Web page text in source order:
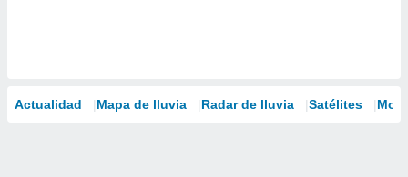
Actualidad Mapa de lluvia Radar de lluvia Satélites